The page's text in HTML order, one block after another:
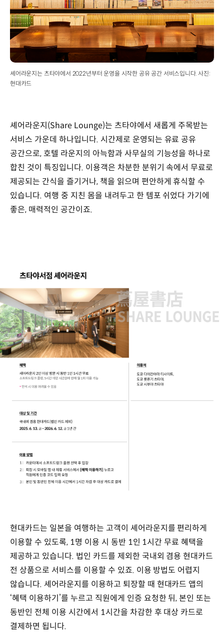
셰어라운지는 츠타야에서 2022년부터 운영을 시작한 공유 공간 서비스입니다. 사진:
현대카드
셰어라운지(Share Lounge)는 츠타야에서 새롭게 주목받는
서비스 가운데 하나입니다. 시간제로 운영되는 유료 공유
공간으로, 호텔 라운지의 아늑함과 사무실의 기능성을 하나로
합친 것이 특징입니다. 이용객은 차분한 분위기 속에서 무료로
제공되는 간식을 즐기거나, 책을 읽으며 편안하게 휴식할 수
있습니다. 여행 중 지친 몸을 내려두고 한 템포 쉬었다 가기에
좋은, 매력적인 공간이죠.
현대카드는 일본을 여행하는 고객이 셰어라운지를 편리하게
이용할 수 있도록, 1명 이용 시 동반 1인 1시간 무료 혜택을
제공하고 있습니다. 법인 카드를 제외한 국내외 겸용 현대카드
전 상품으로 서비스를 이용할 수 있죠. 이용 방법도 어렵지
않습니다. 셰어라운지를 이용하고 퇴장할 때 현대카드 앱의
‘혜택 이용하기’를 누르고 직원에게 인증 요청한 뒤, 본인 또는
동반인 전체 이용 시간에서 1시간을 차감한 후 대상 카드로
결제하면 됩니다.